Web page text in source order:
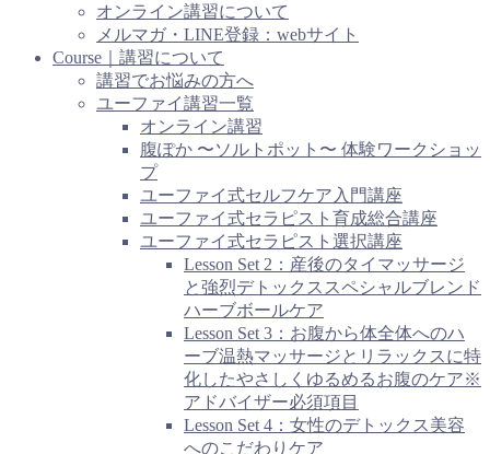
オンライン講習について
メルマガ・LINE登録：webサイト
Course｜講習について
講習でお悩みの方へ
ユーファイ講習一覧
オンライン講習
腹ぽか 〜ソルトポット〜 体験ワークショッ
プ
ユーファイ式セルフケア入門講座
ユーファイ式セラピスト育成総合講座
ユーファイ式セラピスト選択講座
Lesson Set 2：産後のタイマッサージ
と強烈デトックススペシャルブレンド
ハーブボールケア
Lesson Set 3：お腹から体全体へのハ
ーブ温熱マッサージとリラックスに特
化したやさしくゆるめるお腹のケア※
アドバイザー必須項目
Lesson Set 4：女性のデトックス美容
へのこだわりケア